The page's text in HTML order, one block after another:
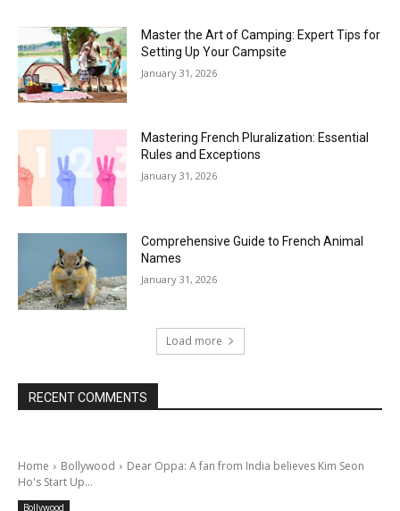
Master the Art of Camping: Expert Tips for
Setting Up Your Campsite
January 31, 2026
Mastering French Pluralization: Essential
Rules and Exceptions
January 31, 2026
Comprehensive Guide to French Animal
Names
January 31, 2026
Load more
RECENT COMMENTS